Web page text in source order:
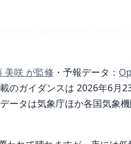
美咲 が監修 ・ 予報データ：
のガイダンスは 2026年6月
ータは気象庁ほか各国気象